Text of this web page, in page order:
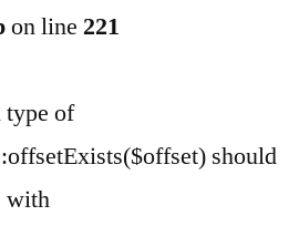
on line 221
type of
should
with